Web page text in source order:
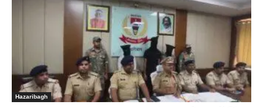
Hazaribagh